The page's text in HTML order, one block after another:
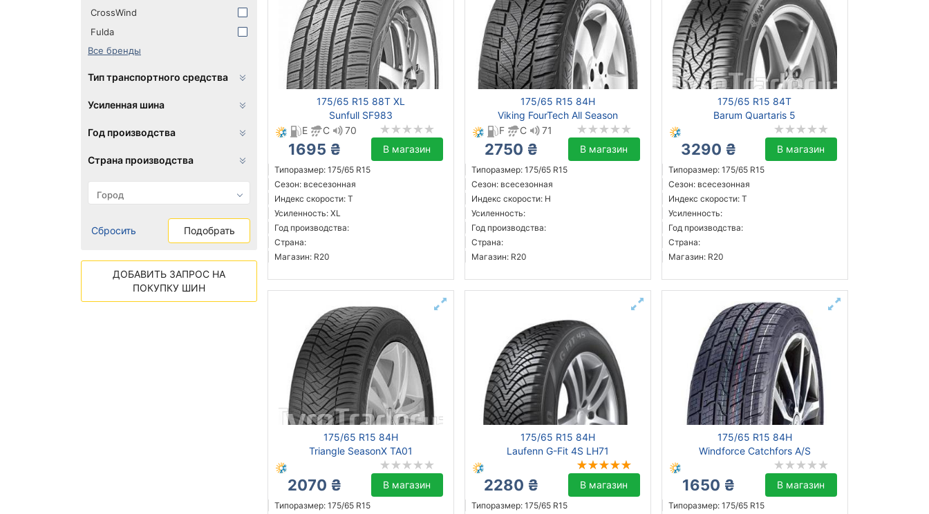
175/65 R15 88T XL
Sunfull SF983
E
C 70
1695 ₴ В магазин
Типоразмер: 175/65 R15
Сезон: всесезонная
Индекс скорости: T
Усиленность: XL
Год производства:
Страна:
Магазин: R20
175/65 R15 84H
Viking FourTech All Season
F
C 71
2750 ₴ В магазин
Типоразмер: 175/65 R15
Сезон: всесезонная
Индекс скорости: H
Усиленность:
Год производства:
Страна:
Магазин: R20
175/65 R15 84T
Barum Quartaris 5
3290 ₴ В магазин
Типоразмер: 175/65 R15
Сезон: всесезонная
Индекс скорости: T
Усиленность:
Год производства:
Страна:
Магазин: R20
175/65 R15 84H
Triangle SeasonX TA01
2070 ₴ В магазин
Типоразмер: 175/65 R15
175/65 R15 84H
Laufenn G-Fit 4S LH71
2280 ₴ В магазин
Типоразмер: 175/65 R15
175/65 R15 84H
Windforce Catchfors A/S
1650 ₴ В магазин
Типоразмер: 175/65 R15
CrossWind
Fulda
Все бренды
Тип транспортного средства
Усиленная шина
Год производства
Страна производства
Сбросить Подобрать
ДОБАВИТЬ ЗАПРОС НА
ПОКУПКУ ШИН